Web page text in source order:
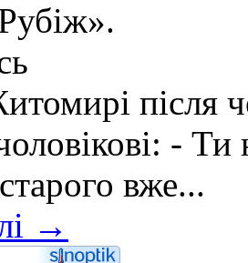
після
- Ти
вже...
→